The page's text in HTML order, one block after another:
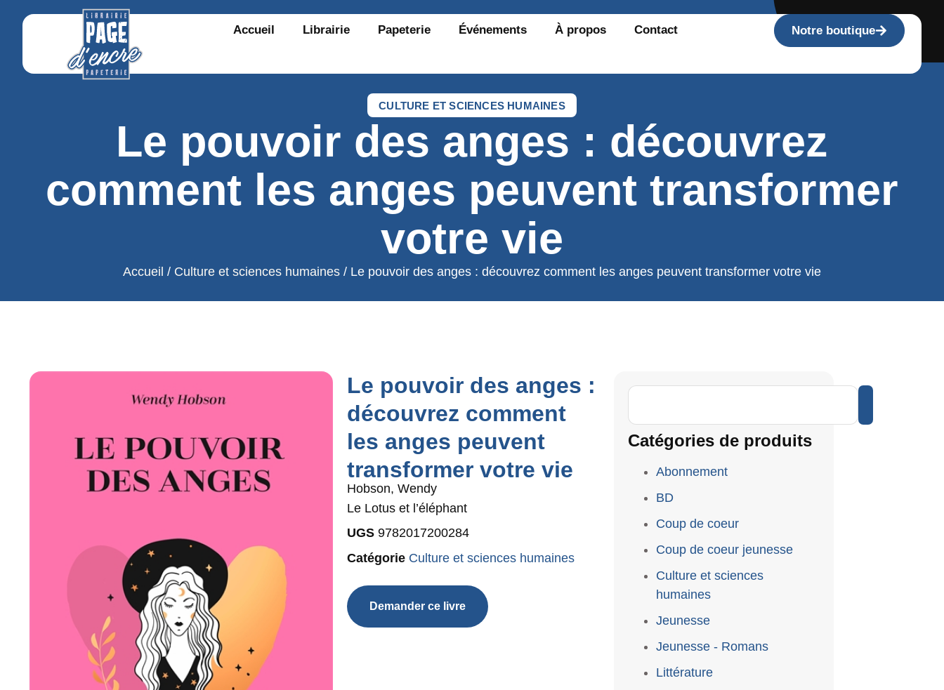
Accueil Librairie Papeterie Événements À propos Contact Notre boutique
CULTURE ET SCIENCES HUMAINES
Le pouvoir des anges : découvrez
comment les anges peuvent transformer
votre vie
Accueil / Culture et sciences humaines / Le pouvoir des anges : découvrez comment les anges peuvent transformer votre vie
Le pouvoir des anges :
découvrez comment
les anges peuvent
transformer votre vie
Hobson, Wendy
Le Lotus et l’éléphant
UGS 9782017200284
Catégorie Culture et sciences humaines
Demander ce livre
Catégories de produits
Abonnement
BD
Coup de coeur
Coup de coeur jeunesse
Culture et sciences
humaines
Jeunesse
Jeunesse - Romans
Littérature